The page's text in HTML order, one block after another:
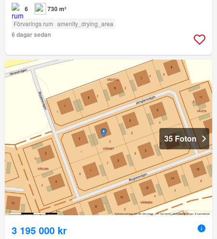
6 730 m²
Förvarings rum amenity_drying_area
6 dagar sedan
35 Foton
3 195 000 kr